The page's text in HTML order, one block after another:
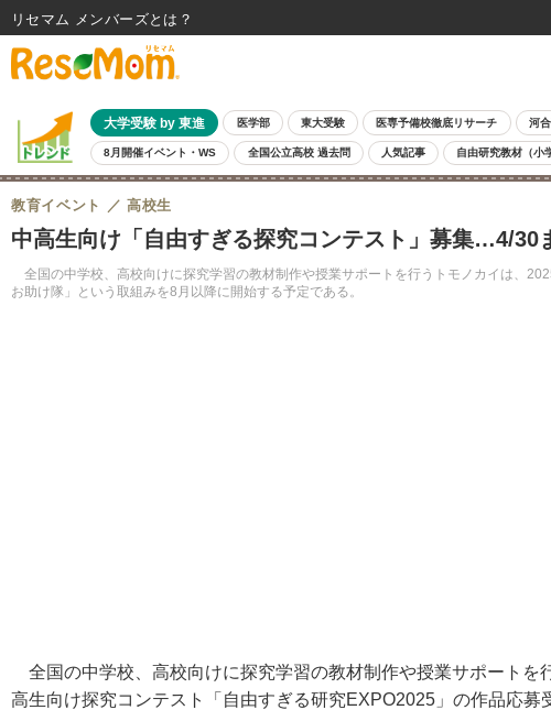
大学受験 by 東進 医学部 東大受験 医専予備校徹底リサーチ 河
8月開催イベント・WS 全国公立高校 過去問 人気記事 自由研究教材（小
中高生向け「自由すぎる探究コンテスト」募集…4/30
全国の中学校、高校向けに探究学習の教材制作や授業サポートを行うトモノカイは、
お助け隊」という取組みを8月以降に開始する予定である。
教育イベント 高校生
全国の中学校、高校向けに探究学習の教材制作や授業サポートを
高生向け探究コンテスト「自由すぎる研究EXPO2025」の作品応
リセマム メンバーズ